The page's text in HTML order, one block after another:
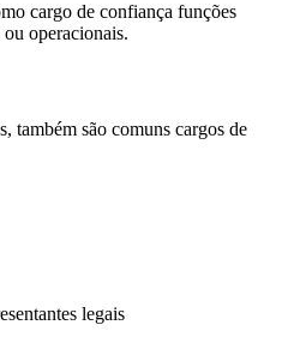
cargo de confiança funções
operacionais.
também são comuns cargos de
legais